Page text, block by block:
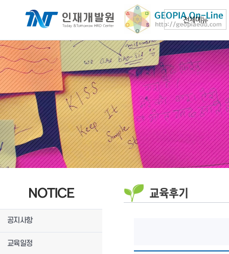
전체메뉴
NOTICE
공지사항
교육일정
교육후기